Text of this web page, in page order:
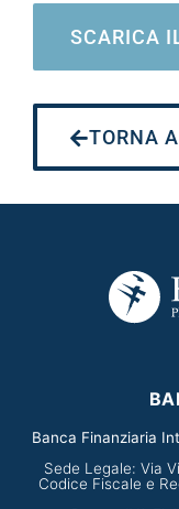
SCARICA
TORNA
Banca Finanziaria
Sede Legale: Via
Codice Fiscale e